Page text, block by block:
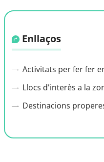
Enllaços
Activitats per fer fer
Llocs d'interès a la
Destinacions